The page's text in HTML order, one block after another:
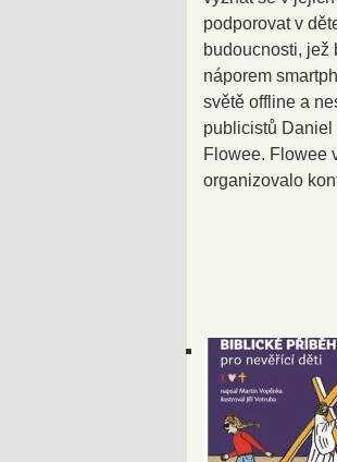
podporovat v
budoucnosti, jež
náporem
světě offline a
publicistů Daniel
Flowee. Flowee
organizovalo